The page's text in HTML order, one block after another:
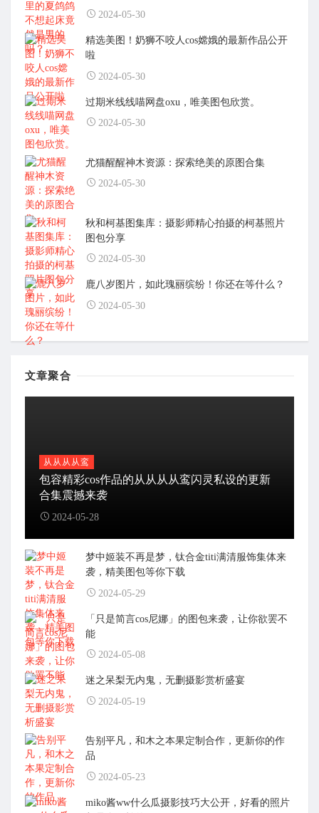
2024-05-30
精选美图！奶狮不咬人cos嫦娥的最新作品公开
啦
2024-05-30
过期米线线喵网盘oxu，唯美图包欣赏。
2024-05-30
尤猫醒醒神木资源：探索绝美的原图合集
2024-05-30
秋和柯基图集库：摄影师精心拍摄的柯基照片
图包分享
2024-05-30
鹿八岁图片，如此瑰丽缤纷！你还在等什么？
2024-05-30
文章聚合
从从从从鸾
包容精彩cos作品的从从从从鸾闪灵私设的更新
合集震撼来袭
2024-05-28
梦中姬装不再是梦，钛合金titi满清服饰集体来
袭，精美图包等你下载
2024-05-29
「只是简言cos尼娜」的图包来袭，让你欲罢不
能
2024-05-08
迷之呆梨无内鬼，无删摄影赏析盛宴
2024-05-19
告别平凡，和木之本果定制合作，更新你的作
品
2024-05-23
miko酱ww什么瓜摄影技巧大公开，好看的照片